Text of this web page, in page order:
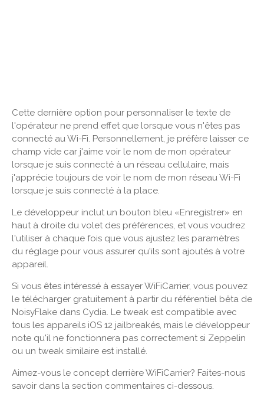
Cette dernière option pour personnaliser le texte de
l'opérateur ne prend effet que lorsque vous n'êtes pas
connecté au Wi-Fi. Personnellement, je préfère laisser ce
champ vide car j'aime voir le nom de mon opérateur
lorsque je suis connecté à un réseau cellulaire, mais
j'apprécie toujours de voir le nom de mon réseau Wi-Fi
lorsque je suis connecté à la place.
Le développeur inclut un bouton bleu «Enregistrer» en
haut à droite du volet des préférences, et vous voudrez
l'utiliser à chaque fois que vous ajustez les paramètres
du réglage pour vous assurer qu'ils sont ajoutés à votre
appareil.
Si vous êtes intéressé à essayer WiFiCarrier, vous pouvez
le télécharger gratuitement à partir du référentiel bêta de
NoisyFlake dans Cydia. Le tweak est compatible avec
tous les appareils iOS 12 jailbreakés, mais le développeur
note qu'il ne fonctionnera pas correctement si Zeppelin
ou un tweak similaire est installé.
Aimez-vous le concept derrière WiFiCarrier? Faites-nous
savoir dans la section commentaires ci-dessous.